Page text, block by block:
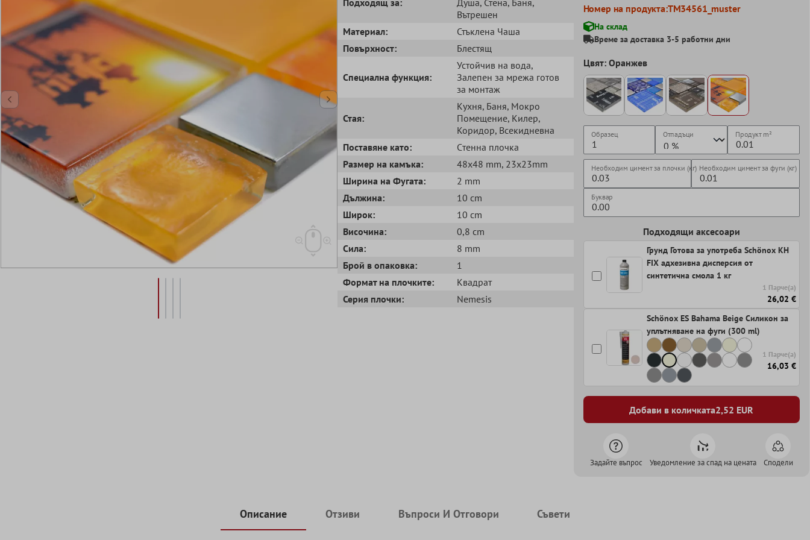
Вътрешен
Mатериал:
Стъклена Чаша
Повърхност:
Блестящ
Специална функция:
Устойчив на вода,
Залепен за мрежа готов
за монтаж
Стая:
Кухня, Баня, Мокро
Помещение, Килер,
Коридор, Всекидневна
Поставяне като:
Cтенна плочка
Размер на камъка:
48x48 mm, 23x23mm
Ширина на Фугата:
2 mm
Дължина:
10 cm
Широк:
10 cm
Височина:
0,8 cm
Сила:
8 mm
Брой в опаковка:
1
Формат на плочките:
Квадрат
Серия плочки:
Nemesis
Номер на продукта:TM34561_muster
На склад
Време за доставка 3-5 работни дни
Цвят: Оранжев
Образец Отпадъци Продуктm²
Необходим цимент за плочки (кг) Необходим цимент за фуги (кг)
Буквар
Подходящи аксесоари
Грунд Готова за употреба Schönox KH
FIX адхезивна дисперсия от
синтетична смола 1 кг
1 Парче(а)
26,02 €
Schönox ES Bahama Beige Силикон за
уплътняване на фуги (300 ml)
1 Парче(а)
16,03 €
Добави в количката2,52 EUR
Задайте въпрос Уведомление за спад на цената Сподели
Описание Отзиви Въпроси И Отговори Съвети